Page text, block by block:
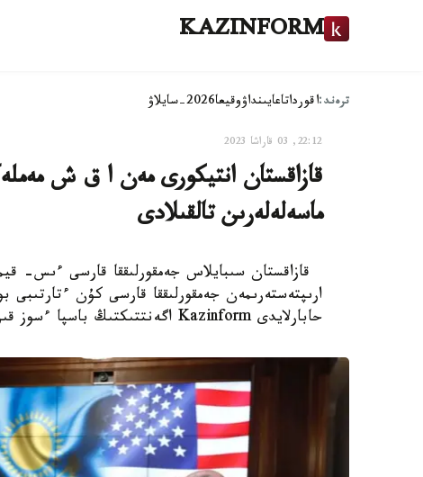
KAZINFORM
ترەند:اقورداتاعايىنداۋوقيعا2026-سايلاۋ
22:12, 03 قاراشا 2023
قازاقستان انتيكورى مەن ا ق ش
ماسەلەلەرىن تالقىلادى
قازاقستان سىبايلاس جەمقورلىققا قارسى ءىس-
ارىپتەستەرىمەن جەمقورلىققا قارسى كۇن ءتارتىبى
حابارلايدى Kazinform اگەنتتىكتىڭ باسپا ءسوز قىزمەتىنە سىلتەمە جاساپ.